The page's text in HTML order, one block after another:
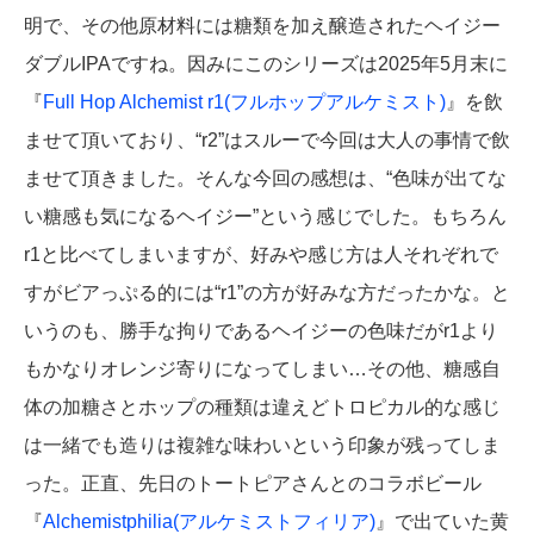
明で、その他原材料には糖類を加え醸造されたヘイジー
ダブルIPAですね。因みにこのシリーズは2025年5月末に
『Full Hop Alchemist r1(フルホップアルケミスト) 』を飲
ませて頂いており、“r2”はスルーで今回は大人の事情で飲
ませて頂きました。そんな今回の感想は、“色味が出てな
い糖感も気になるヘイジー”という感じでした。もちろん
r1と比べてしまいますが、好みや感じ方は人それぞれで
すがビアっぷる的には“r1”の方が好みな方だったかな。と
いうのも、勝手な拘りであるヘイジーの色味だがr1より
もかなりオレンジ寄りになってしまい…その他、糖感自
体の加糖さとホップの種類は違えどトロピカル的な感じ
は一緒でも造りは複雑な味わいという印象が残ってしま
った。正直、先日のトートピアさんとのコラボビール
『Alchemistphilia(アルケミストフィリア) 』で出ていた黄